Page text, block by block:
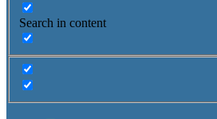
Search in content